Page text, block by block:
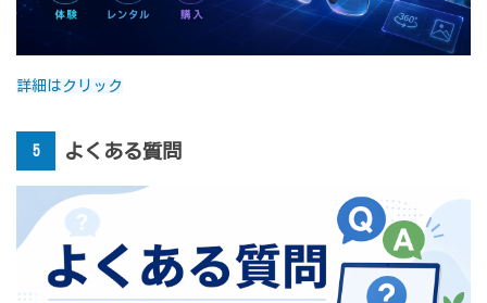
詳細はクリック
5 よくある質問